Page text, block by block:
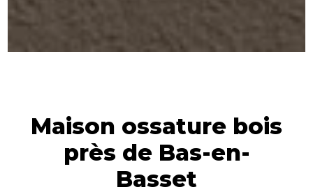
Maison ossature bois
près de Bas-en-
Basset